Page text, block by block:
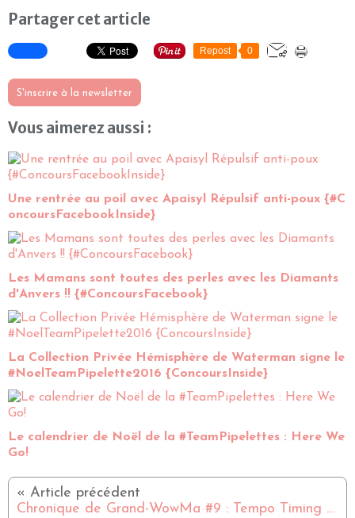
Partager cet article
Repost 0
S'inscrire à la newsletter
Vous aimerez aussi :
Une rentrée au poil avec Apaisyl Répulsif anti-poux {#C
oncoursFacebookInside}
Les Mamans sont toutes des perles avec les Diamants
d'Anvers !! {#ConcoursFacebook}
La Collection Privée Hémisphère de Waterman signe le
#NoelTeamPipelette2016 {ConcoursInside}
Le calendrier de Noël de la #TeamPipelettes : Here We
Go!
Chronique de Grand-WowMa #9 : Tempo Timing Time